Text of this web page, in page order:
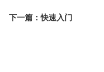
下一篇：快速入门